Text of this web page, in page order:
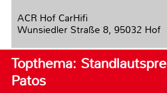
ACR Hof CarHifi
Wunsiedler Straße 8, 95032 Hof
Topthema:
Patos